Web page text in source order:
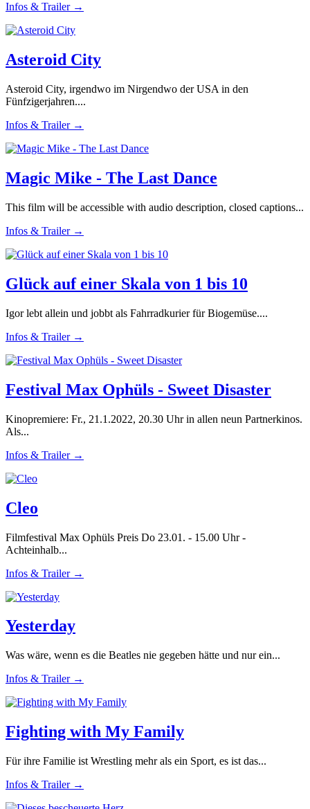
Infos & Trailer →
Asteroid City
Asteroid City, irgendwo im Nirgendwo der USA in den
Fünfzigerjahren....
Infos & Trailer →
Magic Mike - The Last Dance
This film will be accessible with audio description, closed captions...
Infos & Trailer →
Glück auf einer Skala von 1 bis 10
Igor lebt allein und jobbt als Fahrradkurier für Biogemüse....
Infos & Trailer →
Festival Max Ophüls - Sweet Disaster
Kinopremiere: Fr., 21.1.2022, 20.30 Uhr in allen neun Partnerkinos.
Als...
Infos & Trailer →
Cleo
Filmfestival Max Ophüls Preis Do 23.01. - 15.00 Uhr -
Achteinhalb...
Infos & Trailer →
Yesterday
Was wäre, wenn es die Beatles nie gegeben hätte und nur ein...
Infos & Trailer →
Fighting with My Family
Für ihre Familie ist Wrestling mehr als ein Sport, es ist das...
Infos & Trailer →